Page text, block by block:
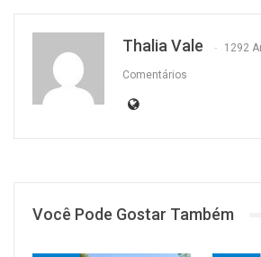
Thalia Vale 1292
Comentários
Você Pode Gostar Também